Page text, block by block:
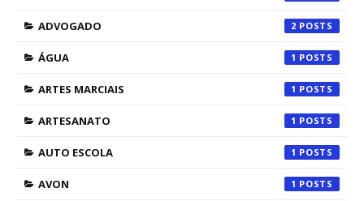
ADVOGADO 2
ÁGUA 1
ARTES MARCIAIS 1
ARTESANATO 1
AUTO ESCOLA 1
AVON 1